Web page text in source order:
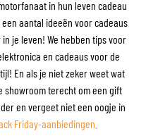
in hun leven cadeau
aantal ideeën voor cadeaus
je leven! We hebben tips voor
en cadeaus voor de
En als je niet zeker weet wat
showroom terecht om een gift
en vergeet niet een oogje in
Friday-aanbiedingen.